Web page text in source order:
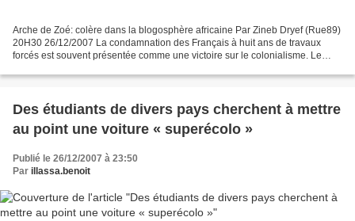
Arche de Zoé: colère dans la blogosphère africaine Par Zineb Dryef (Rue89)
20H30 26/12/2007 La condamnation des Français à huit ans de travaux
forcés est souvent présentée comme une victoire sur le colonialisme. Le
Des étudiants de divers pays cherchent à mettre
au point une voiture « superécolo »
Publié le 26/12/2007 à 23:50
Par illassa.benoit